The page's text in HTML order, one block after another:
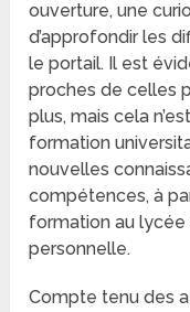
ouverture, une
d’approfondir les
le portail. Il est
proches de celles
plus, mais cela
formation
nouvelles
compétences, à
formation au lycée
personnelle.
Compte tenu des